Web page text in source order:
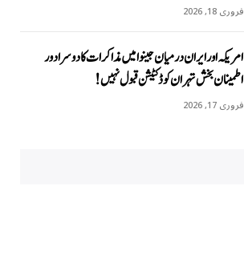
فروری 18, 2026
امریکہ اور ایران درمیان جینوا میں مذاکرات کا دوسرا دور
اطمینان بخش تہران کو ڈکٹیشن قبول نہیں!
فروری 17, 2026